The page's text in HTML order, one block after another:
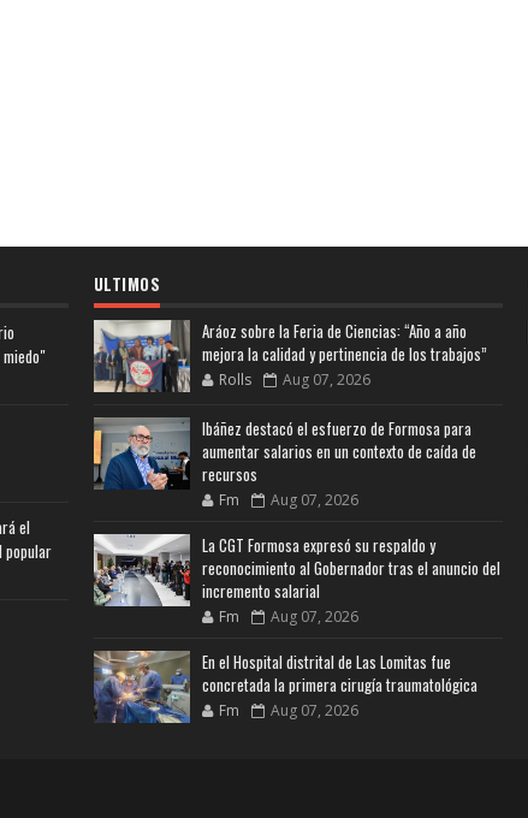
el
popular
ULTIMOS
Aráoz sobre la Feria de Ciencias: “Año a año
mejora la calidad y pertinencia de los trabajos”
Rolls Aug 07, 2026
Ibáñez destacó el esfuerzo de Formosa para
aumentar salarios en un contexto de caída de
recursos
Fm Aug 07, 2026
La CGT Formosa expresó su respaldo y
reconocimiento al Gobernador tras el anuncio del
incremento salarial
Fm Aug 07, 2026
En el Hospital distrital de Las Lomitas fue
concretada la primera cirugía traumatológica
Fm Aug 07, 2026